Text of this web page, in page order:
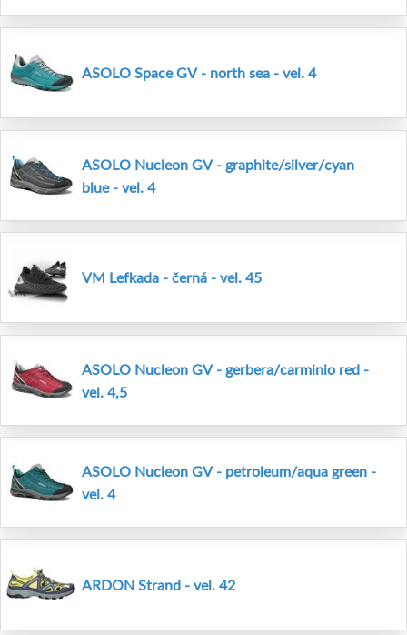
ASOLO Space GV - north sea - vel. 4
ASOLO Nucleon GV - graphite/silver/cyan
blue - vel. 4
VM Lefkada - černá - vel. 45
ASOLO Nucleon GV - gerbera/carminio red -
vel. 4,5
ASOLO Nucleon GV - petroleum/aqua green -
vel. 4
ARDON Strand - vel. 42